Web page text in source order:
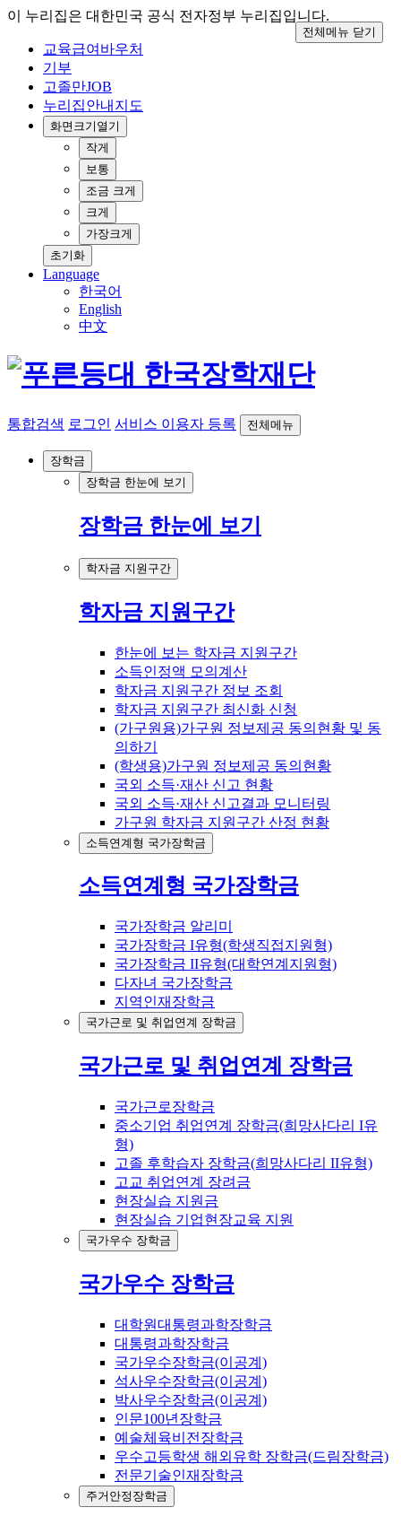
이 누리집은 대한민국 공식 전자정부 누리집입니다.
교육급여바우처
기부
고졸만JOB
누리집안내지도
화면크기 열기
작게
보통
조금 크게
크게
가장크게
초기화
Language
한국어
English
中文
통합검색 로그인 서비스 이용자 등록 전체메뉴
장학금
장학금 한눈에 보기
장학금 한눈에 보기
학자금 지원구간
학자금 지원구간
한눈에 보는 학자금 지원구간
소득인정액 모의계산
학자금 지원구간 정보 조회
학자금 지원구간 최신화 신청
(가구원용)가구원 정보제공 동의현황 및 동
의하기
(학생용)가구원 정보제공 동의현황
국외 소득·재산 신고 현황
국외 소득·재산 신고결과 모니터링
가구원 학자금 지원구간 산정 현황
소득연계형 국가장학금
소득연계형 국가장학금
국가장학금 알리미
국가장학금 I유형(학생직접지원형)
국가장학금 II유형(대학연계지원형)
다자녀 국가장학금
지역인재장학금
국가근로 및 취업연계 장학금
국가근로 및 취업연계 장학금
국가근로장학금
중소기업 취업연계 장학금(희망사다리 I유
형)
고졸 후학습자 장학금(희망사다리 II유형)
고교 취업연계 장려금
현장실습 지원금
현장실습 기업현장교육 지원
국가우수 장학금
국가우수 장학금
대학원대통령과학장학금
대통령과학장학금
국가우수장학금(이공계)
석사우수장학금(이공계)
박사우수장학금(이공계)
인문100년장학금
예술체육비전장학금
우수고등학생 해외유학 장학금(드림장학금)
전문기술인재장학금
주거안정장학금
전체메뉴 닫기